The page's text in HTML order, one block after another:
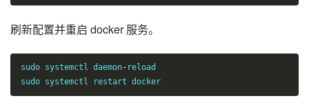
刷新配置并重启 docker 服务。
sudo systemctl daemon- reload
sudo systemctl restart docker